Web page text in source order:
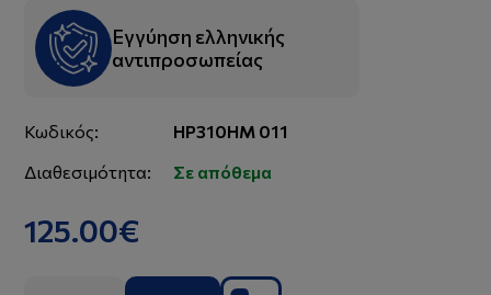
Εγγύηση ελληνικής
αντιπροσωπείας
Κωδικός:
HP310HM 011
Διαθεσιμότητα:
Σε απόθεμα
125.00€